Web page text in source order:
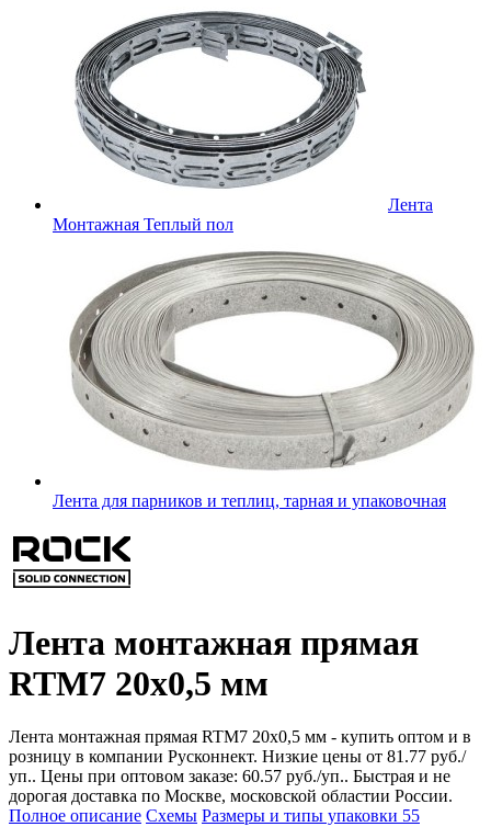
Лента
Монтажная Теплый пол
Лента для парников и теплиц, тарная и упаковочная
Лента монтажная прямая
RTM7 20x0,5 мм
Лента монтажная прямая RTM7 20x0,5 мм - купить оптом и в
розницу в компании Русконнект. Низкие цены от 81.77 руб./
уп.. Цены при оптовом заказе: 60.57 руб./уп.. Быстрая и не
дорогая доставка по Москве, московской областии России.
Полное описание Схемы Размеры и типы упаковки 55